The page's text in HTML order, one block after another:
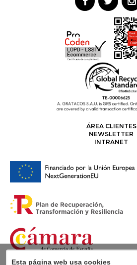
ÁREA CLIENTES
NEWSLETTER
INTRANET
Esta página web usa cookies